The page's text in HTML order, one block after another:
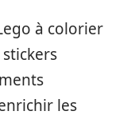
à colorier
les